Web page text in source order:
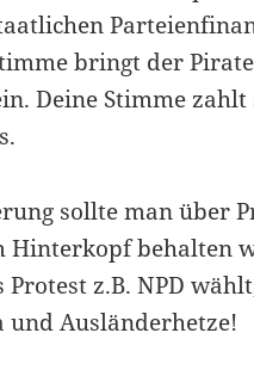
bringt der
Deine Stimme zahlt
sollte man über
behalten
z.B. NPD
und Ausländerhetze!